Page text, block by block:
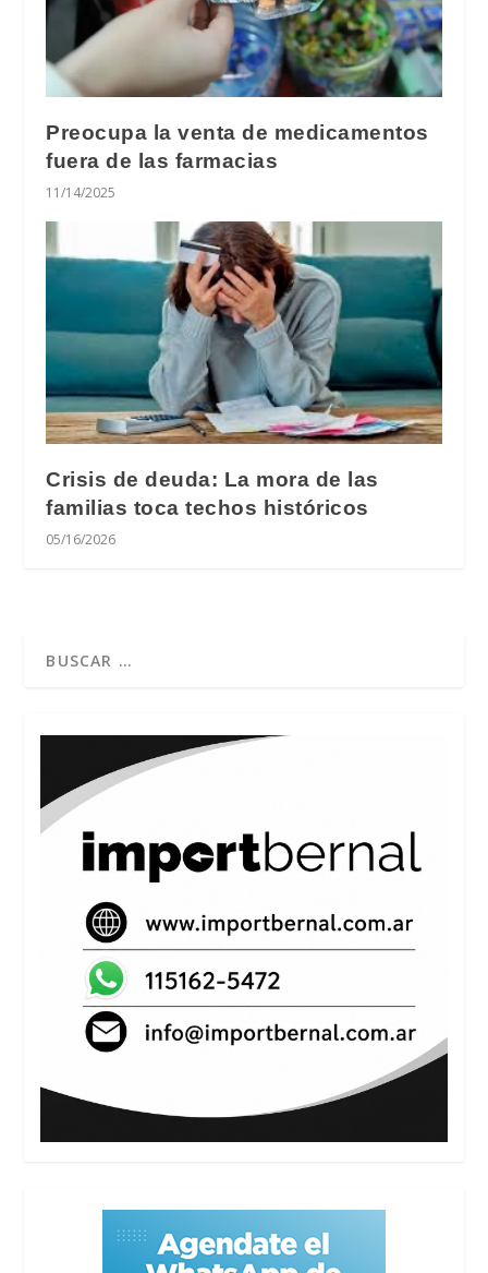
Preocupa la venta de medicamentos
fuera de las farmacias
11/14/2025
Crisis de deuda: La mora de las
familias toca techos históricos
05/16/2026